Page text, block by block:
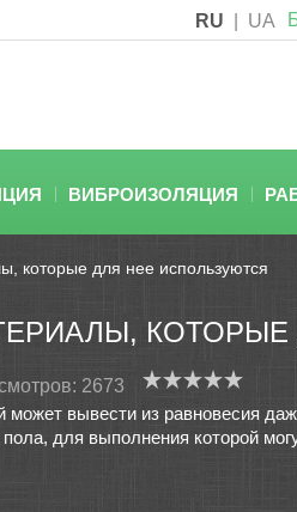
RU UA
ВИБРОИЗОЛЯЦИЯ
которые для нее используются
2673
вывести из равновесия
для выполнения которой